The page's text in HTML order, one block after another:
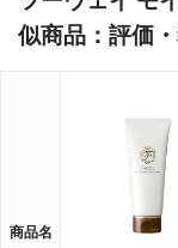
似商品：評価
商品名